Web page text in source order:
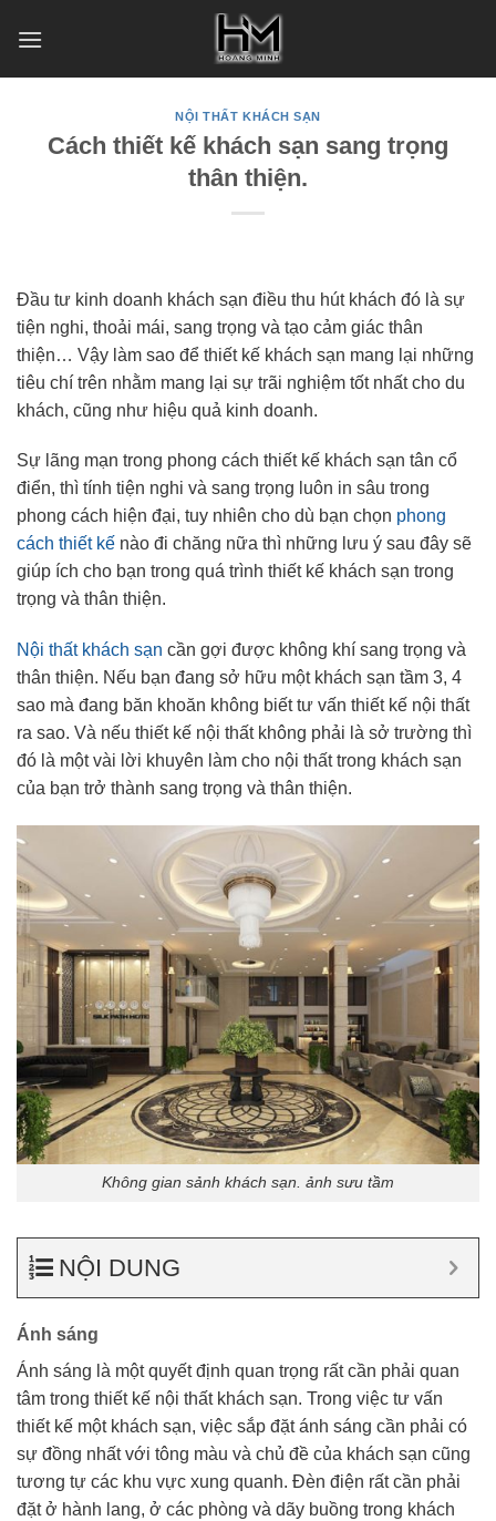
NỘI THẤT KHÁCH SẠN
Cách thiết kế khách sạn sang trọng
thân thiện.
Đầu tư kinh doanh khách sạn điều thu hút khách đó là sự
tiện nghi, thoải mái, sang trọng và tạo cảm giác thân
thiện… Vậy làm sao để thiết kế khách sạn mang lại những
tiêu chí trên nhằm mang lại sự trãi nghiệm tốt nhất cho du
khách, cũng như hiệu quả kinh doanh.
Sự lãng mạn trong phong cách thiết kế khách sạn tân cổ
điển, thì tính tiện nghi và sang trọng luôn in sâu trong
phong cách hiện đại, tuy nhiên cho dù bạn chọn phong
cách thiết kế nào đi chăng nữa thì những lưu ý sau đây sẽ
giúp ích cho bạn trong quá trình thiết kế khách sạn trong
trọng và thân thiện.
Nội thất khách sạn cần gợi được không khí sang trọng và
thân thiện. Nếu bạn đang sở hữu một khách sạn tầm 3, 4
sao mà đang băn khoăn không biết tư vấn thiết kế nội thất
ra sao. Và nếu thiết kế nội thất không phải là sở trường thì
đó là một vài lời khuyên làm cho nội thất trong khách sạn
của bạn trở thành sang trọng và thân thiện.
Không gian sảnh khách sạn. ảnh sưu tầm
NỘI DUNG
Ánh sáng
Ánh sáng là một quyết định quan trọng rất cần phải quan
tâm trong thiết kế nội thất khách sạn. Trong việc tư vấn
thiết kế một khách sạn, việc sắp đặt ánh sáng cần phải có
sự đồng nhất với tông màu và chủ đề của khách sạn cũng
tương tự các khu vực xung quanh. Đèn điện rất cần phải
đặt ở hành lang, ở các phòng và dãy buồng trong khách